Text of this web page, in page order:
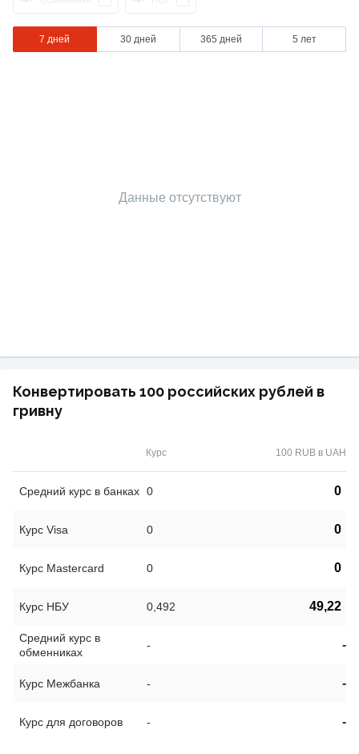
7 дней 30 дней 365 дней 5 лет
Данные отсутствуют
Конвертировать 100 российских рублей в
гривну
Курс 100 RUB в UAH
Средний курс в банках 0 0
Курс Visa 0 0
Курс Mastercard 0 0
Курс НБУ 0,492 49,22
Средний курс в
обменниках
- -
Курс Межбанка - -
Курс для договоров - -